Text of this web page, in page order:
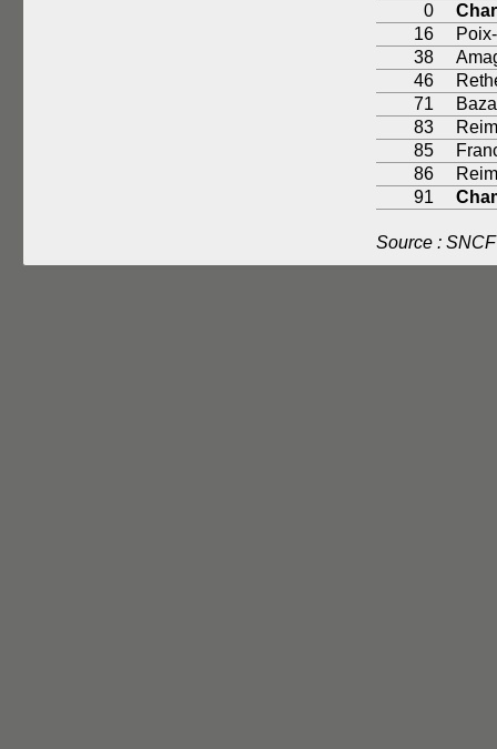
0
16
38
46
71
83
85
86
91
Source :